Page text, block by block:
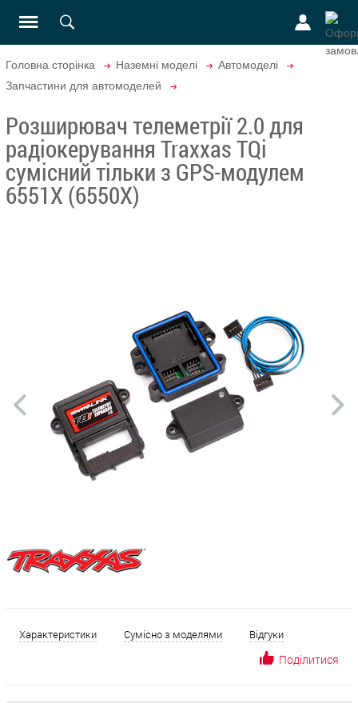
Головна сторінка Наземні моделі
Автомоделі
Запчастини для автомоделей
Розширювач телеметрії 2.0 для
радіокерування Traxxas TQi
сумісний тільки з GPS-модулем
6551X (6550X)
Характеристики Сумісно з моделями Відгуки
Поділитися